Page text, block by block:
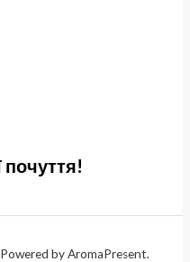
почуття!
by AromaPresent.